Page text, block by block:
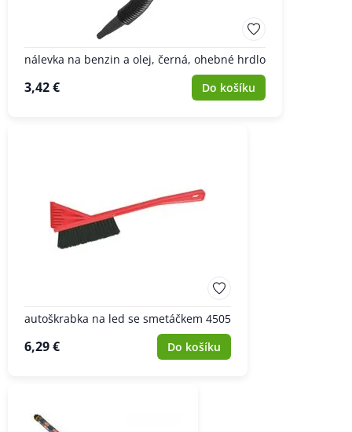
nálevka na benzin a olej, černá, ohebné hrdlo
3,42 € Do košíku
autoškrabka na led se smetáčkem 4505
6,29 € Do košíku